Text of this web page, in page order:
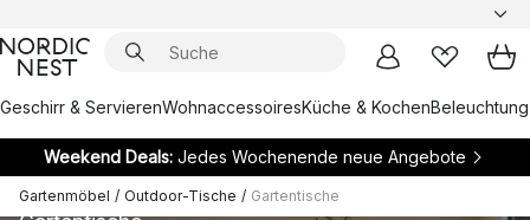
Geschirr & ServierenWohnaccessoiresKüche & KochenBeleuchtung
Weekend Deals:Jedes Wochenende neue Angebote
Gartenmöbel / Outdoor-Tische / Gartentische